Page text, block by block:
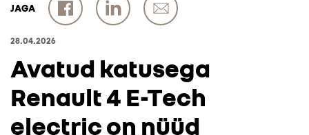
JAGA
28.04.2026
Avatud katusega
Renault 4 E-Tech
electric on nüüd